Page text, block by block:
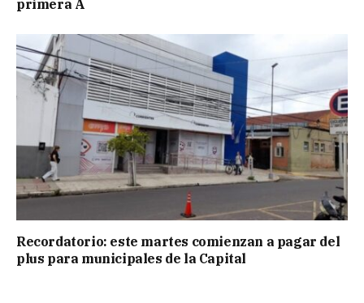
primera A
Recordatorio: este martes comienzan a pagar del
plus para municipales de la Capital